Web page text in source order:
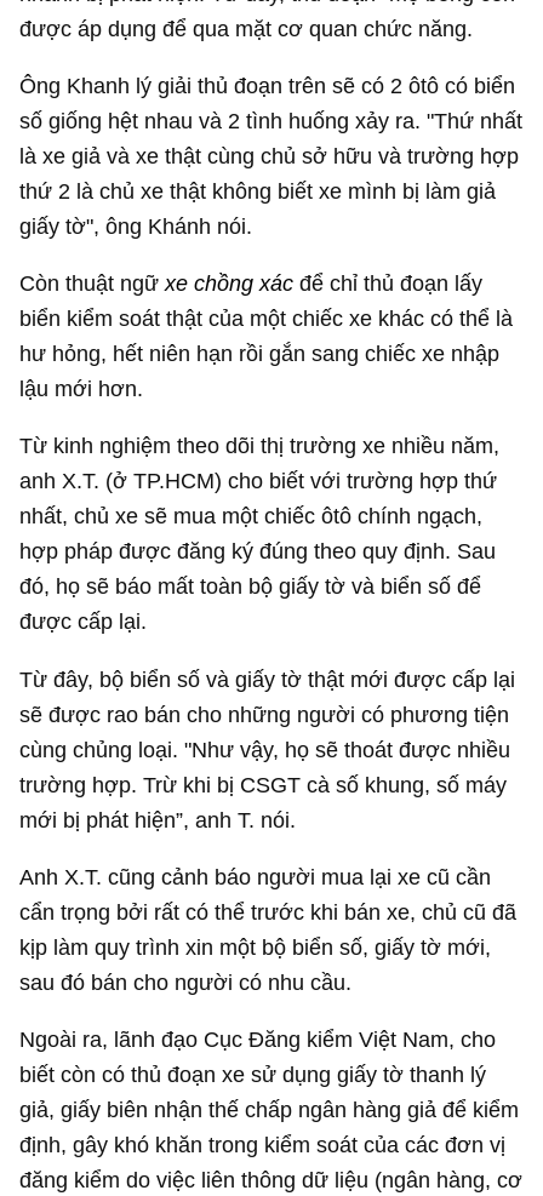
được áp dụng để qua mặt cơ quan chức năng.
Ông Khanh lý giải thủ đoạn trên sẽ có 2 ôtô có biển
số giống hệt nhau và 2 tình huống xảy ra. "Thứ nhất
là xe giả và xe thật cùng chủ sở hữu và trường hợp
thứ 2 là chủ xe thật không biết xe mình bị làm giả
giấy tờ", ông Khánh nói.
Còn thuật ngữxe chồng xác để chỉ thủ đoạn lấy
biển kiểm soát thật của một chiếc xe khác có thể là
hư hỏng, hết niên hạn rồi gắn sang chiếc xe nhập
lậu mới hơn.
Từ kinh nghiệm theo dõi thị trường xe nhiều năm,
anh X.T. (ở TP.HCM) cho biết với trường hợp thứ
nhất, chủ xe sẽ mua một chiếc ôtô chính ngạch,
hợp pháp được đăng ký đúng theo quy định. Sau
đó, họ sẽ báo mất toàn bộ giấy tờ và biển số để
được cấp lại.
Từ đây, bộ biển số và giấy tờ thật mới được cấp lại
sẽ được rao bán cho những người có phương tiện
cùng chủng loại. "Như vậy, họ sẽ thoát được nhiều
trường hợp. Trừ khi bị CSGT cà số khung, số máy
mới bị phát hiện”, anh T. nói.
Anh X.T. cũng cảnh báo người mua lại xe cũ cần
cẩn trọng bởi rất có thể trước khi bán xe, chủ cũ đã
kịp làm quy trình xin một bộ biển số, giấy tờ mới,
sau đó bán cho người có nhu cầu.
Ngoài ra, lãnh đạo Cục Đăng kiểm Việt Nam, cho
biết còn có thủ đoạn xe sử dụng giấy tờ thanh lý
giả, giấy biên nhận thế chấp ngân hàng giả để kiểm
định, gây khó khăn trong kiểm soát của các đơn vị
đăng kiểm do việc liên thông dữ liệu (ngân hàng, cơ